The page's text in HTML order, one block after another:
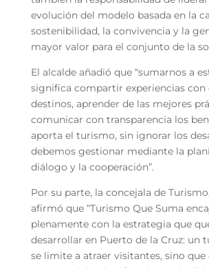
evolución del modelo basada en la
sostenibilidad, la convivencia y la
mayor valor para el conjunto de la
El alcalde añadió que “sumarnos a
significa compartir experiencias con
destinos, aprender de las mejores
comunicar con transparencia los
aporta el turismo, sin ignorar los
debemos gestionar mediante la
diálogo y la cooperación”.
Por su parte, la concejala de
afirmó que “Turismo Que Suma
plenamente con la estrategia que
desarrollar en Puerto de la Cruz: un
se limite a atraer visitantes, sino